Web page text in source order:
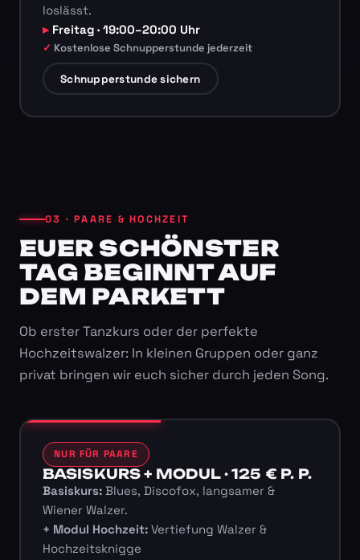
loslässt.
Freitag · 19:00–20:00 Uhr
Kostenlose Schnupperstunde jederzeit
Schnupperstunde sichern
03 · PAARE & HOCHZEIT
EUER SCHÖNSTER
TAG BEGINNT AUF
DEM PARKETT
Ob erster Tanzkurs oder der perfekte
Hochzeitswalzer: In kleinen Gruppen oder ganz
privat bringen wir euch sicher durch jeden Song.
NUR FÜR PAARE
BASISKURS + MODUL · 125 € P. P.
Basiskurs:Blues, Discofox, langsamer &
Wiener Walzer.
+ Modul Hochzeit:Vertiefung Walzer &
Hochzeitsknigge